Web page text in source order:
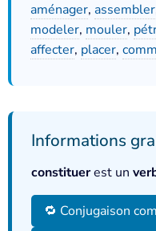
aménager, assembler
modeler, mouler,
affecter, placer,
Informations
constituerest un
🔁 Conjugaison